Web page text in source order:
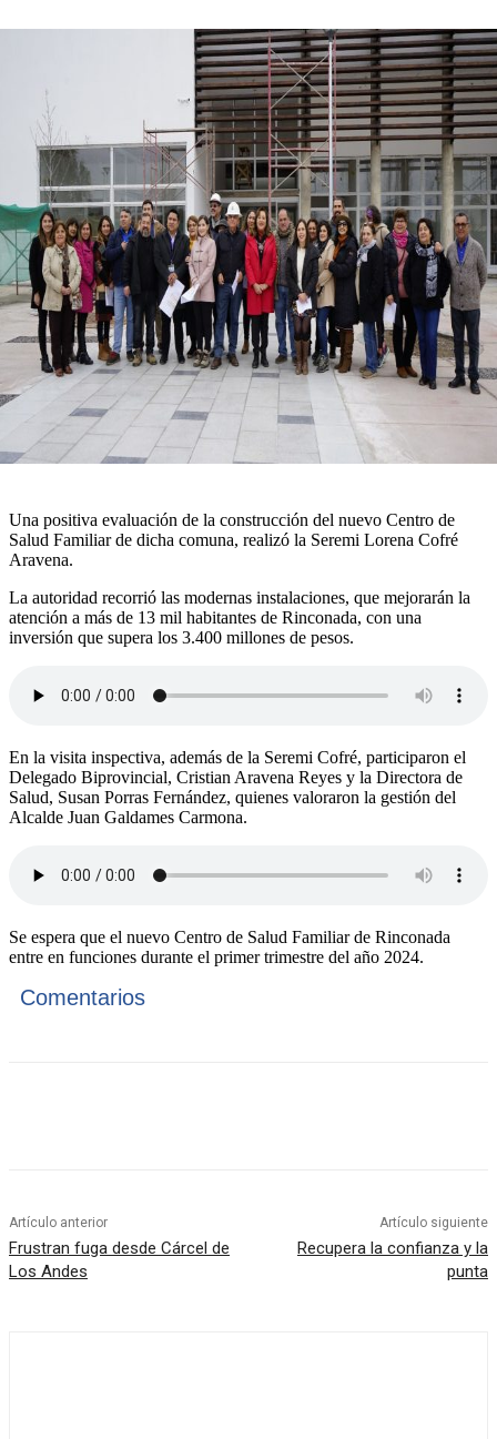
Una positiva evaluación de la construcción del nuevo Centro de
Salud Familiar de dicha comuna, realizó la Seremi Lorena Cofré
Aravena.
La autoridad recorrió las modernas instalaciones, que mejorarán la
atención a más de 13 mil habitantes de Rinconada, con una
inversión que supera los 3.400 millones de pesos.
En la visita inspectiva, además de la Seremi Cofré, participaron el
Delegado Biprovincial, Cristian Aravena Reyes y la Directora de
Salud, Susan Porras Fernández, quienes valoraron la gestión del
Alcalde Juan Galdames Carmona.
Se espera que el nuevo Centro de Salud Familiar de Rinconada
entre en funciones durante el primer trimestre del año 2024.
Comentarios
Artículo anterior
Frustran fuga desde Cárcel de
Los Andes
Artículo siguiente
Recupera la confianza y la
punta